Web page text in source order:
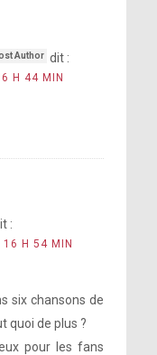
dit :
H 44 MIN
:
16 H 54 MIN
six chansons de
quoi de plus ?
pour les fans